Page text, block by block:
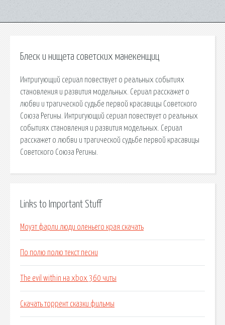
Блеск и нищета советских манекенщиц
Интригующий сериал повествует о реальных событиях
становления и развития модельных. Сериал расскажет о
любви и трагической судьбе первой красавицы Советского
Союза Регины. Интригующий сериал повествует о реальных
событиях становления и развития модельных. Сериал
расскажет о любви и трагической судьбе первой красавицы
Советского Союза Регины.
Links to Important Stuff
Моуэт фарли люди оленьего края скачать
По полю полю текст песни
The evil within на xbox 360 читы
Скачать торрент сказки фильмы